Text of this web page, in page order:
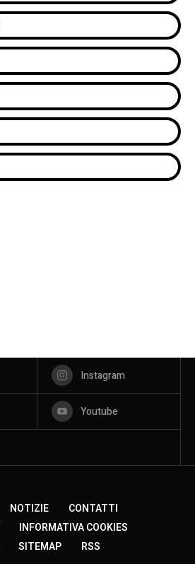
Instagram
Youtube
NOTIZIE
CONTATTI
INFORMATIVA COOKIES
SITEMAP RSS